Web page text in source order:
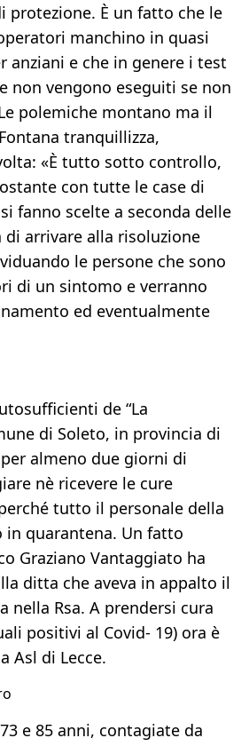
protezione. È un fatto che le
manchino in quasi
e che in genere i test
non vengono eseguiti se non
polemiche montano ma il
tranquillizza,
«È tutto sotto controllo,
con tutte le case di
fanno scelte a seconda delle
di arrivare alla risoluzione
le persone che sono
di un sintomo e verranno
ed eventualmente
de “La
di Soleto, in provincia di
almeno due giorni di
nè ricevere le cure
tutto il personale della
quarantena. Un fatto
Graziano Vantaggiato ha
ditta che aveva in appalto il
nella Rsa. A prendersi cura
positivi al Covid- 19) ora è
Asl di Lecce.
e 85 anni, contagiate da